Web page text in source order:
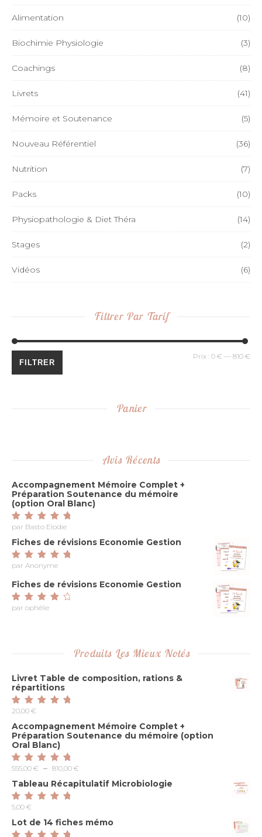
Alimentation (10)
Biochimie Physiologie (3)
Coachings (8)
Livrets (41)
Mémoire et Soutenance (5)
Nouveau Référentiel (36)
Nutrition (7)
Packs (10)
Physiopathologie & Diet Théra (14)
Stages (2)
Vidéos (6)
Filtrer Par Tarif
FILTRER
Prix : 0 € — 810 €
Panier
Avis Récents
Accompagnement Mémoire Complet +
Préparation Soutenance du mémoire
(option Oral Blanc)
Note5sur 5
par Basto Elodie
Fiches de révisions Economie Gestion
Note5sur 5
par Anonyme
Fiches de révisions Economie Gestion
Note4sur
par ophélie
Produits Les Mieux Notés
Livret Table de composition, rations &
répartitions
Note5.00
20,00 €
Accompagnement Mémoire Complet +
Préparation Soutenance du mémoire (option
Oral Blanc)
Note 5.00sur
555,00 € – 810,00 €
Tableau Récapitulatif Microbiologie
Note
5,00 €
Lot de 14 fiches mémo